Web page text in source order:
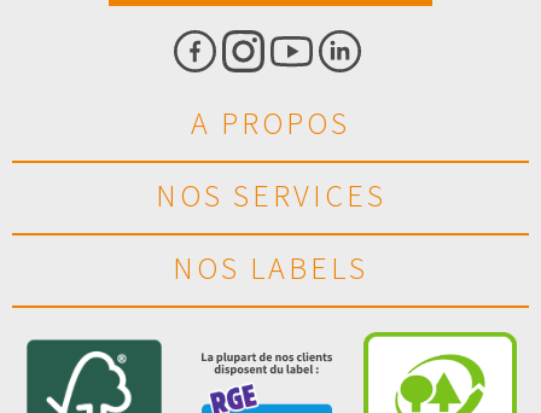
A PROPOS
NOS SERVICES
NOS LABELS